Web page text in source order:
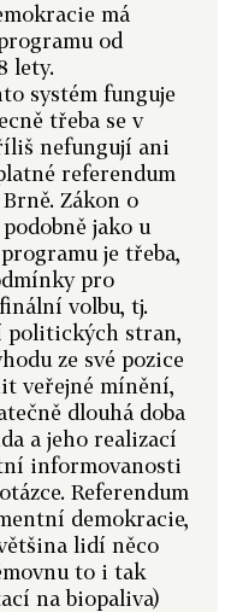
má
od
lety.
systém funguje
třeba se v
nefungují ani
referendum
Zákon o
jako u
je třeba,
pro
volbu, tj.
politických stran,
ze své pozice
veřejné mínění,
dlouhá doba
a jeho realizací
informovanosti
Referendum
demokracie,
lidí něco
to i tak
na biopaliva)